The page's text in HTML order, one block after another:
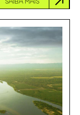
SAIBA MAIS